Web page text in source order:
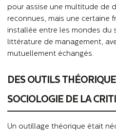
pour assise une multitude de
reconnues, mais une certaine
installée entre les mondes du
littérature de management,
mutuellement échangés.
DES OUTILS
SOCIOLOGIE DE LA
Un outillage théorique était